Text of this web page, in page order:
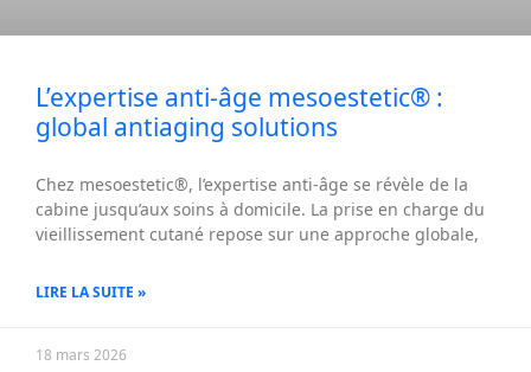
L’expertise anti-âge mesoestetic® :
global antiaging solutions
Chez mesoestetic®, l’expertise anti-âge se révèle de la
cabine jusqu’aux soins à domicile. La prise en charge du
vieillissement cutané repose sur une approche globale,
LIRE LA SUITE »
18 mars 2026